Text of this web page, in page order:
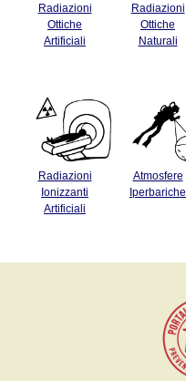
Radiazioni
Ottiche
Artificiali
Radiazioni
Ottiche
Naturali
Radiazioni
Ionizzanti
Artificiali
Atmosfere
Iperbariche